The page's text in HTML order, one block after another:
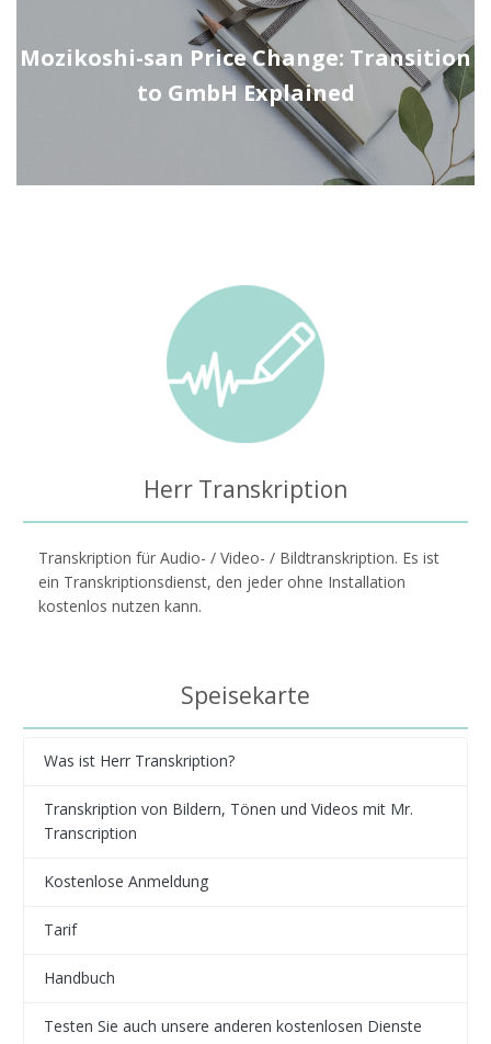
Mozikoshi-san Price Change: Transition
to GmbH Explained
Herr Transkription
Transkription für Audio- / Video- / Bildtranskription. Es ist
ein Transkriptionsdienst, den jeder ohne Installation
kostenlos nutzen kann.
Speisekarte
Was ist Herr Transkription?
Transkription von Bildern, Tönen und Videos mit Mr.
Transcription
Kostenlose Anmeldung
Tarif
Handbuch
Testen Sie auch unsere anderen kostenlosen Dienste